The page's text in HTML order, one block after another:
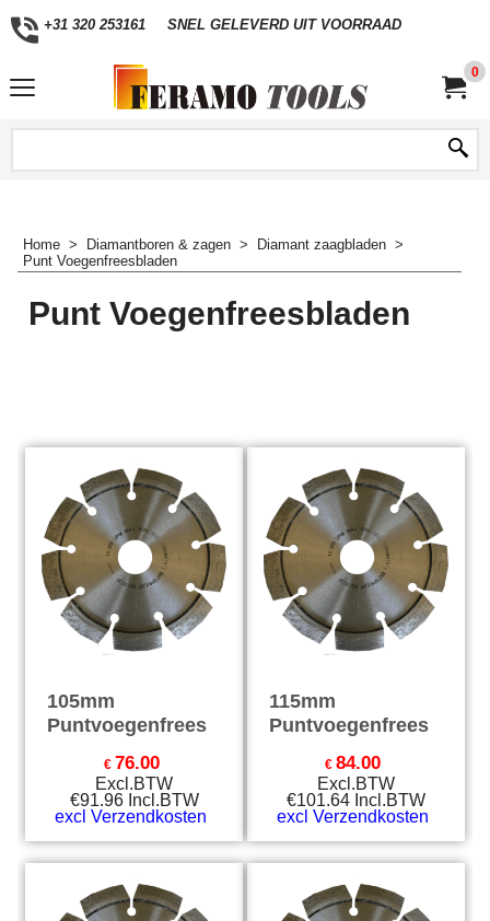
+31 320 253161 SNEL GELEVERD UIT VOORRAAD
0
Home > Diamantboren & zagen > Diamant zaagbladen >
Punt Voegenfreesbladen
Punt Voegenfreesbladen
105mm
Puntvoegenfrees
€ 76.00
Excl.BTW
€91.96 Incl.BTW
excl Verzendkosten
115mm
Puntvoegenfrees
€ 84.00
Excl.BTW
€101.64 Incl.BTW
excl Verzendkosten